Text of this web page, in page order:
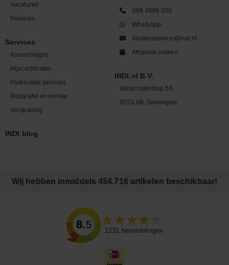
Vacatures
Reviews
Services
Assemblages
Hijscertificaten
Hydrauliek services
Reparatie en revisie
Verspaning
INDI blog
088 0666 000
WhatsApp
klantenservice@indi.nl
Afspraak maken
INDI.nl B.V.
Winschoterdiep 50
9723 AB, Groningen
Wij hebben inmiddels 454.716 artikelen beschikbaar!
8.5
1231 beoordelingen